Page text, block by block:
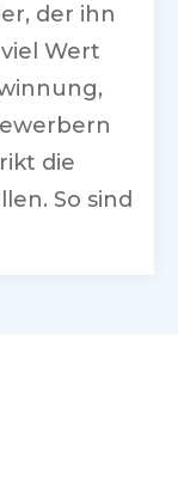
der ihn
Wert
die
So sind